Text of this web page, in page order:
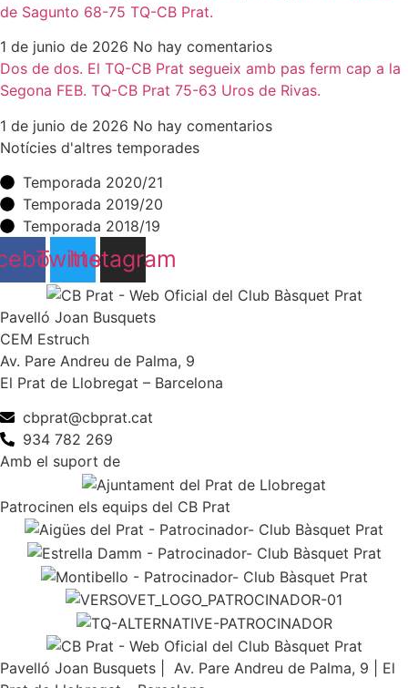
de Sagunto 68-75 TQ-CB Prat.
1 de junio de 2026 No hay comentarios
Dos de dos. El TQ-CB Prat segueix amb pas ferm cap a la
Segona FEB. TQ-CB Prat 75-63 Uros de Rivas.
1 de junio de 2026 No hay comentarios
Notícies d'altres temporades
Temporada 2020/21
Temporada 2019/20
Temporada 2018/19
Twitter
Instagram
Pavelló Joan Busquets
CEM Estruch
Av. Pare Andreu de Palma, 9
El Prat de Llobregat – Barcelona
cbprat@cbprat.cat
934 782 269
Amb el suport de
Patrocinen els equips del CB Prat
Pavelló Joan Busquets | Av. Pare Andreu de Palma, 9 | El